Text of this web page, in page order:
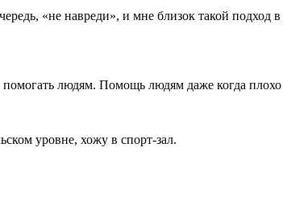
«не навреди», и мне близок такой подход
людям. Помощь людям даже когда
уровне, хожу в спорт-зал.